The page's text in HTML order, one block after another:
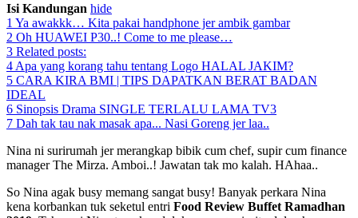
Isi Kandungan hide
1 Ya awakkk… Kita pakai handphone jer ambik gambar
2 Oh HUAWEI P30..! Come to me please…
3 Related posts:
4 Apa yang korang tahu tentang Logo HALAL JAKIM?
5 CARA KIRA BMI | TIPS DAPATKAN BERAT BADAN
IDEAL
6 Sinopsis Drama SINGLE TERLALU LAMA TV3
7 Dah tak tau nak masak apa... Nasi Goreng jer laa..
Nina ni surirumah jer merangkap bibik cum chef, supir cum finance
manager The Mirza. Amboi..! Jawatan tak mo kalah. HAhaa..
So Nina agak busy memang sangat busy! Banyak perkara Nina
kena korbankan tuk seketul entri Food Review Buffet Ramadhan